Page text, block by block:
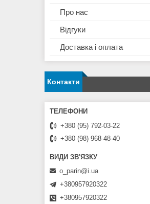
Про нас
Відгуки
Доставка і оплата
Контакти
+380 (95) 792-03-22
+380 (98) 968-48-40
o_parin@i.ua
+380957920322
+380957920322